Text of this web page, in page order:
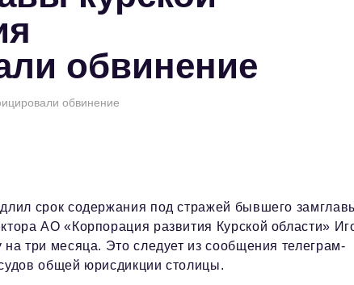
обвинение
обвинение
срок содержания под стражей бывшего
АО «Корпорация развития Курской области»
на три месяца. Это следует из сообщения телеграм-
общей юрисдикции столицы.